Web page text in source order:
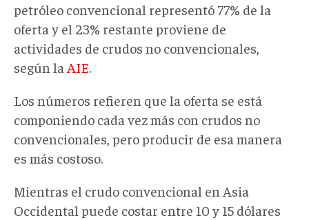
petróleo convencional representó 77% de la
oferta y el 23% restante proviene de
actividades de crudos no convencionales,
según la AIE.
Los números refieren que la oferta se está
componiendo cada vez más con crudos no
convencionales, pero producir de esa manera
es más costoso.
Mientras el crudo convencional en Asia
Occidental puede costar entre 10 y 15 dólares